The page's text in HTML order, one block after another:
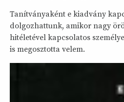
Tanítványaként e kiadvány
dolgozhattunk, amikor nagy
hitéletével kapcsolatos
is megosztotta velem.